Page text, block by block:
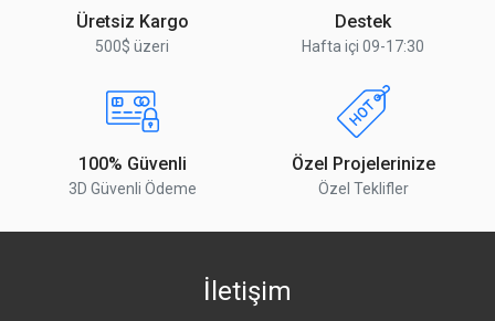
Üretsiz Kargo
500$ üzeri
Destek
Hafta içi 09-17:30
100% Güvenli
3D Güvenli Ödeme
Özel Projelerinize
Özel Teklifler
İletişim